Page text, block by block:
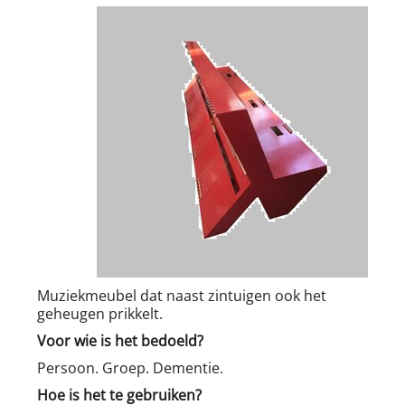
Muziekmeubel dat naast zintuigen ook het
geheugen prikkelt.
Voor wie is het bedoeld?
Persoon. Groep. Dementie.
Hoe is het te gebruiken?